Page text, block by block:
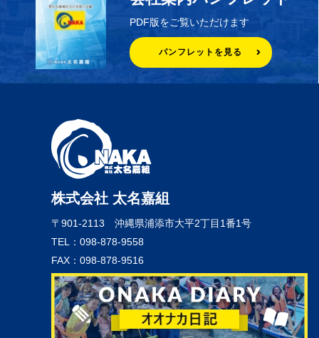
PDF版をご覧いただけます
パンフレットを見る
株式会社 太名嘉組
〒901-2113 沖縄県浦添市大平2丁目1番1号
TEL：098-878-9558
FAX：098-878-9516